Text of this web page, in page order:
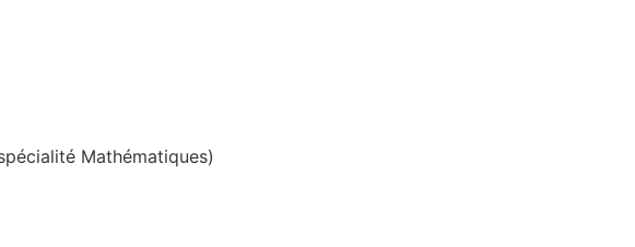
Mathématiques)